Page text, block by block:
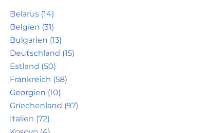
Belarus (14)
Belgien (31)
Bulgarien (13)
Deutschland (15)
Estland (50)
Frankreich (58)
Georgien (10)
Griechenland (97)
Italien (72)